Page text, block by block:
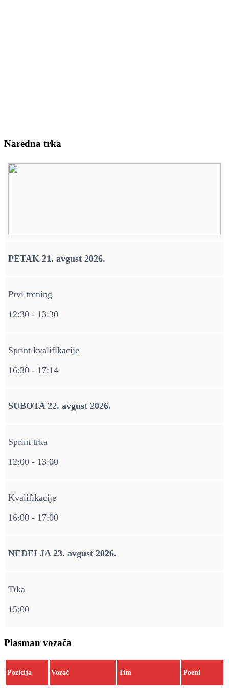
Naredna trka
PETAK 21. avgust 2026.
Prvi trening
12:30 - 13:30
Sprint kvalifikacije
16:30 - 17:14
SUBOTA 22. avgust 2026.
Sprint trka
12:00 - 13:00
Kvalifikacije
16:00 - 17:00
NEDELJA 23. avgust 2026.
Trka
15:00
Plasman vozača
Pozicija Vozač Tim Poeni